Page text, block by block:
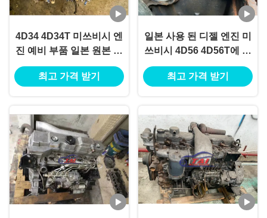
4D34 4D34T 미쓰비시 엔
진 예비 부품 일본 원본 사
용 TS16949
최고 가격 받기
일본 사용 된 디젤 엔진 미
쓰비시 4D56 4D56T에 적
합
최고 가격 받기